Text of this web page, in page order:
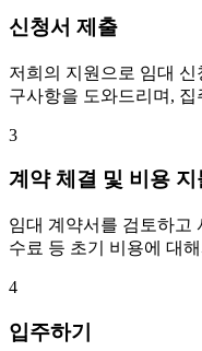
신청서 제출
저희의 지원으로 임대
구사항을 도와드리며,
3
계약 체결 및 비용 지
임대 계약서를 검토하고
수료 등 초기 비용에 대
4
입주하기